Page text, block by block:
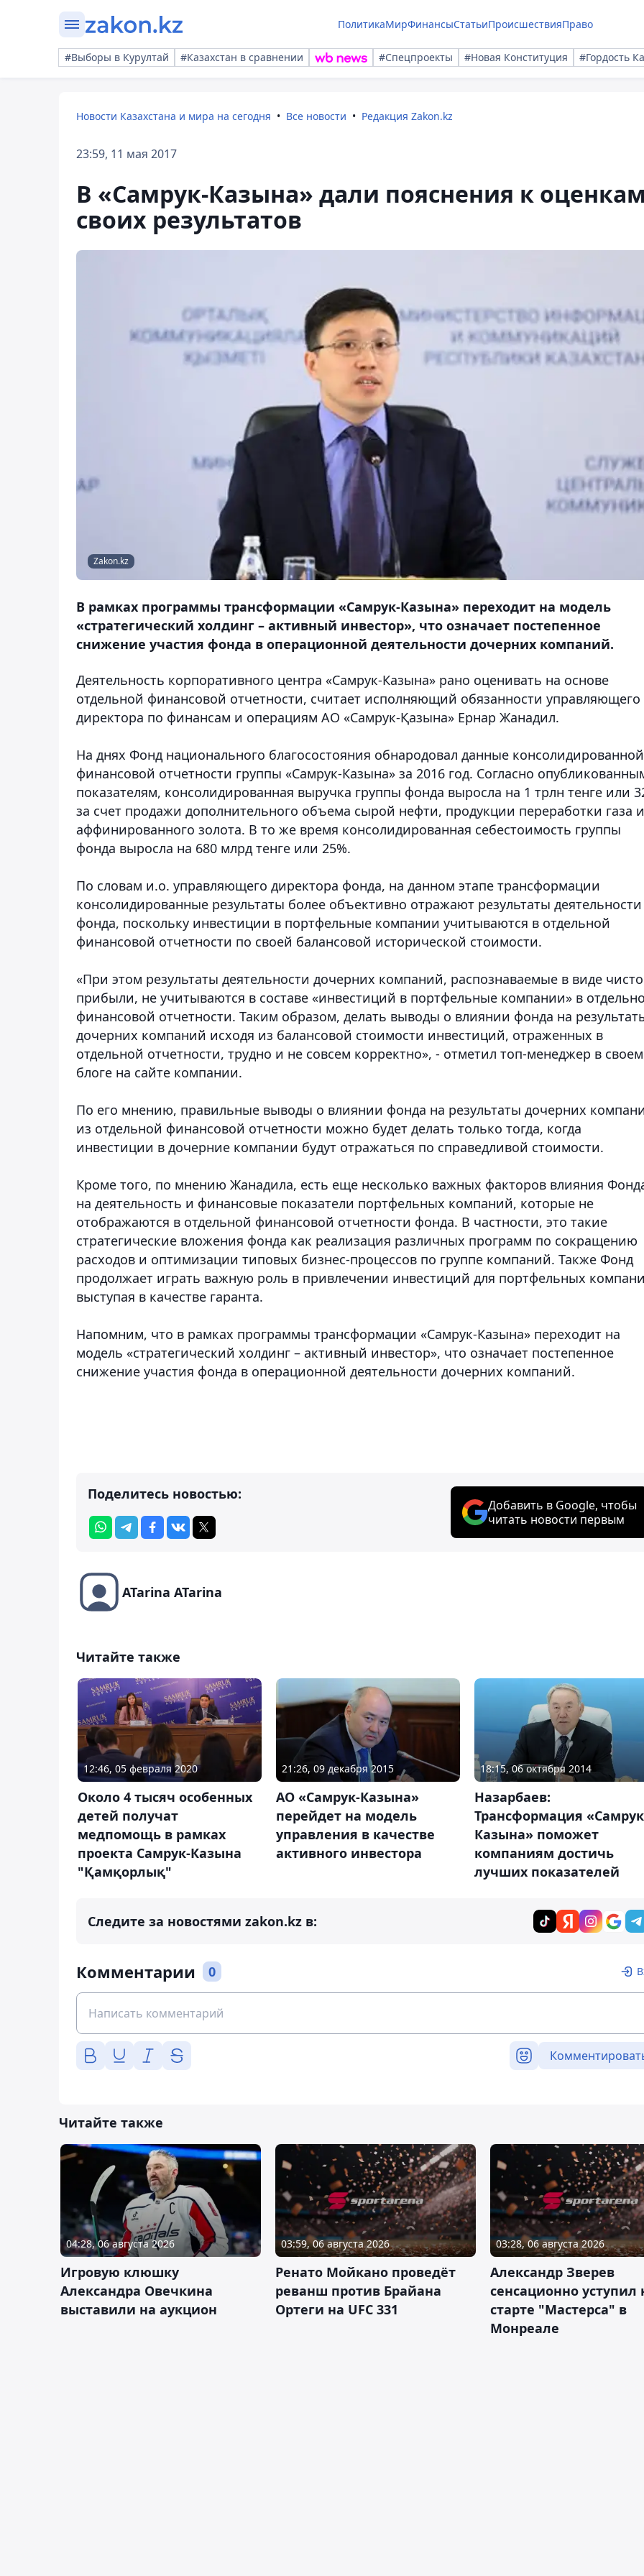
ПолитикаМирФинансыСтатьиПроисшествияПраво
#Выборы в Курултай #Казахстан в сравнении #Спецпроекты #Новая Конституция #Гордость
Новости Казахстана и мира на сегодня Все новости Редакция Zakon.kz
23:59, 11 мая 2017
В «Самрук-Казына» дали пояснения к
своих результатов
Zakon.kz
В рамках программы трансформации «Самрук-Казына» переходит на модель
«стратегический холдинг – активный инвестор», что означает постепенное
снижение участия фонда в операционной деятельности дочерних компаний.
Деятельность корпоративного центра «Самрук-Казына» рано оценивать на основе
отдельной финансовой отчетности, считает исполняющий обязанности управляющего
директора по финансам и операциям АО «Самрук-Қазына» Ернар Жанадил.
На днях Фонд национального благосостояния обнародовал данные консолидированной
финансовой отчетности группы «Самрук-Казына» за 2016 год. Согласно
показателям, консолидированная выручка группы фонда выросла на 1 трлн тенге или
за счет продажи дополнительного объема сырой нефти, продукции переработки газа и
аффинированного золота. В то же время консолидированная себестоимость группы
фонда выросла на 680 млрд тенге или 25%.
По словам и.о. управляющего директора фонда, на данном этапе трансформации
консолидированные результаты более объективно отражают результаты деятельности
фонда, поскольку инвестиции в портфельные компании учитываются в отдельной
финансовой отчетности по своей балансовой исторической стоимости.
«При этом результаты деятельности дочерних компаний, распознаваемые в виде
прибыли, не учитываются в составе «инвестиций в портфельные компании» в
финансовой отчетности. Таким образом, делать выводы о влиянии фонда на
дочерних компаний исходя из балансовой стоимости инвестиций, отраженных в
отдельной отчетности, трудно и не совсем корректно», - отметил топ-менеджер в своем
блоге на сайте компании.
По его мнению, правильные выводы о влиянии фонда на результаты дочерних
из отдельной финансовой отчетности можно будет делать только тогда, когда
инвестиции в дочерние компании будут отражаться по справедливой стоимости.
Кроме того, по мнению Жанадила, есть еще несколько важных факторов влияния
на деятельность и финансовые показатели портфельных компаний, которые не
отображаются в отдельной финансовой отчетности фонда. В частности, это такие
стратегические вложения фонда как реализация различных программ по сокращению
расходов и оптимизации типовых бизнес-процессов по группе компаний. Также Фонд
продолжает играть важную роль в привлечении инвестиций для портфельных
выступая в качестве гаранта.
Напомним, что в рамках программы трансформации «Самрук-Казына» переходит на
модель «стратегический холдинг – активный инвестор», что означает постепенное
снижение участия фонда в операционной деятельности дочерних компаний.
Поделитесь новостью:
Добавить в Google, чтобы
читать новости первым
ATarina ATarina
Читайте также
12:46, 05 февраля 2020
Около 4 тысяч особенных
детей получат
медпомощь в рамках
проекта Самрук-Казына
"Қамқорлық"
21:26, 09 декабря 2015
АО «Самрук-Казына»
перейдет на модель
управления в качестве
активного инвестора
18:15, 06 октября 2014
Назарбаев:
Трансформация
Казына» поможет
компаниям достичь
лучших показателей
Следите за новостями zakon.kz в:
Комментарии 0
Читайте также
04:28, 06 августа 2026
Игровую клюшку
Александра Овечкина
выставили на аукцион
03:59, 06 августа 2026
Ренато Мойкано проведёт
реванш против Брайана
Ортеги на UFC 331
03:28, 06 августа 2026
Александр Зверев
сенсационно уступил
старте "Мастерса" в
Монреале